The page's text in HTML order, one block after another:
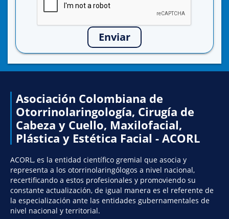
Enviar
Asociación Colombiana de
Otorrinolaringología, Cirugía de
Cabeza y Cuello, Maxilofacial,
Plástica y Estética Facial - ACORL
ACORL, es la entidad científico gremial que asocia y
representa a los otorrinolaringólogos a nivel nacional,
recertificando a estos profesionales y promoviendo su
constante actualización, de igual manera es el referente de
la especialización ante las entidades gubernamentales de
nivel nacional y territorial.